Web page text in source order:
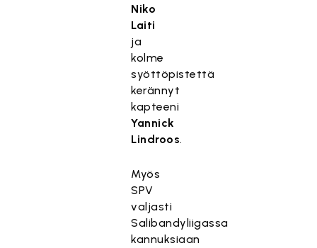
Niko
Laiti
ja
kolme
syöttöpistettä
kerännyt
kapteeni
Yannick
Lindroos.
Myös
SPV
valjasti
Salibandyliigassa
kannuksiaan